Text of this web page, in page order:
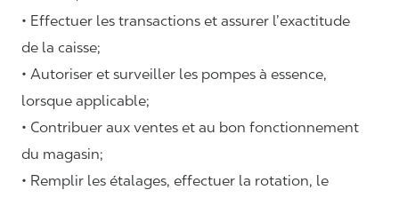
• Effectuer les transactions et assurer l’exactitude
de la caisse;
• Autoriser et surveiller les pompes à essence,
lorsque applicable;
• Contribuer aux ventes et au bon fonctionnement
du magasin;
• Remplir les étalages, effectuer la rotation, le